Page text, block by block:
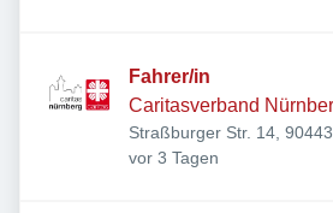
Fahrer/in
Caritasverband
Straßburger Str. 14,
Deutschland
Veröffentlicht
vor 3 Tagen